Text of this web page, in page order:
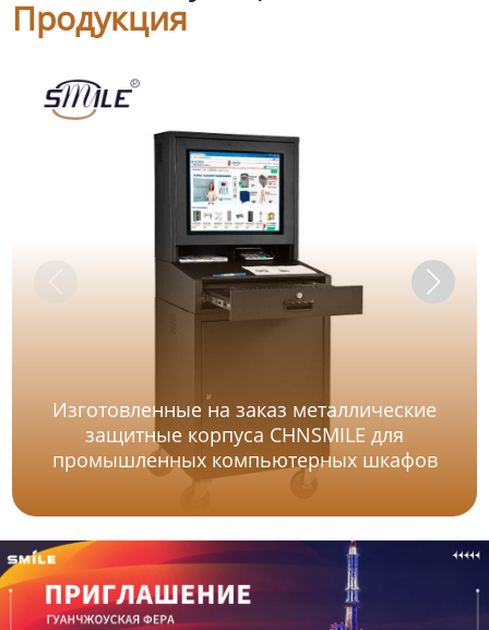
Продукция
Изготовленные на заказ металлические
защитные корпуса CHNSMILE для
промышленных компьютерных шкафов